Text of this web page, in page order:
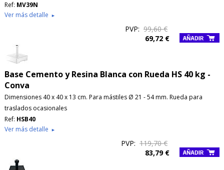
Ref: MV39N
Ver más detalle ►
PVP: 99,60 €
69,72 €
Base Cemento y Resina Blanca con Rueda HS 40 kg -
Conva
Dimensiones 40 x 40 x 13 cm. Para mástiles Ø 21 - 54 mm. Rueda para
traslados ocasionales
Ref: HSB40
Ver más detalle ►
PVP: 119,70 €
83,79 €